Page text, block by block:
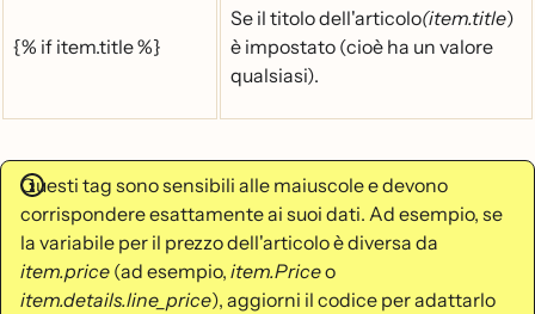
{% if item.title %}
Se il titolo dell'articolo(item.title)
è impostato (cioè ha un valore
qualsiasi).
Questi tag sono sensibili alle maiuscole e devono
corrispondere esattamente ai suoi dati. Ad esempio, se
la variabile per il prezzo dell'articolo è diversa da
item.price (ad esempio, item.Priceo
item.details.line_price), aggiorni il codice per adattarlo